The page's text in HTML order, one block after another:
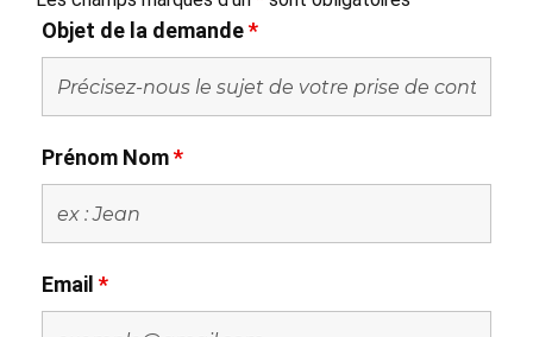
Objet de la demande*
Prénom Nom*
Email *